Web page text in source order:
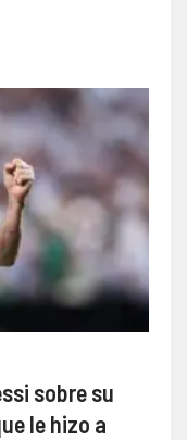
sobre su
le hizo a